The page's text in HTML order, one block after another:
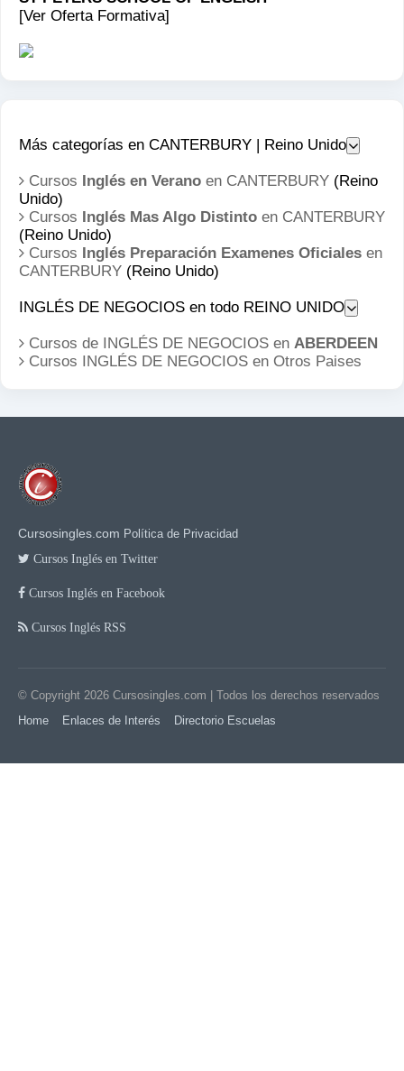
[Ver Oferta Formativa]
Más categorías en CANTERBURY | Reino Unido
Cursos Inglés en Verano en CANTERBURY (Reino
Unido)
Cursos Inglés Mas Algo Distinto en CANTERBURY
(Reino Unido)
Cursos Inglés Preparación Examenes Oficiales en
CANTERBURY (Reino Unido)
INGLÉS DE NEGOCIOS en todo REINO UNIDO
Cursos de INGLÉS DE NEGOCIOS en ABERDEEN
Cursos INGLÉS DE NEGOCIOS en Otros Paises
Cursosingles.com Política de Privacidad
Cursos Inglés en Twitter
Cursos Inglés en Facebook
Cursos Inglés RSS
© Copyright 2026 Cursosingles.com | Todos los derechos reservados
Home
Enlaces de Interés Directorio Escuelas